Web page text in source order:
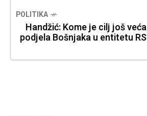
POLITIKA
Handžić: Kome je cilj još veća
podjela Bošnjaka u entitetu RS